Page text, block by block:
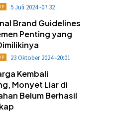
5 Juli 2024 -07:32
Brand Guidelines
Penting yang
23 Oktober 2024 -20:01
Kembali
Monyet Liar di
Belum Berhasil